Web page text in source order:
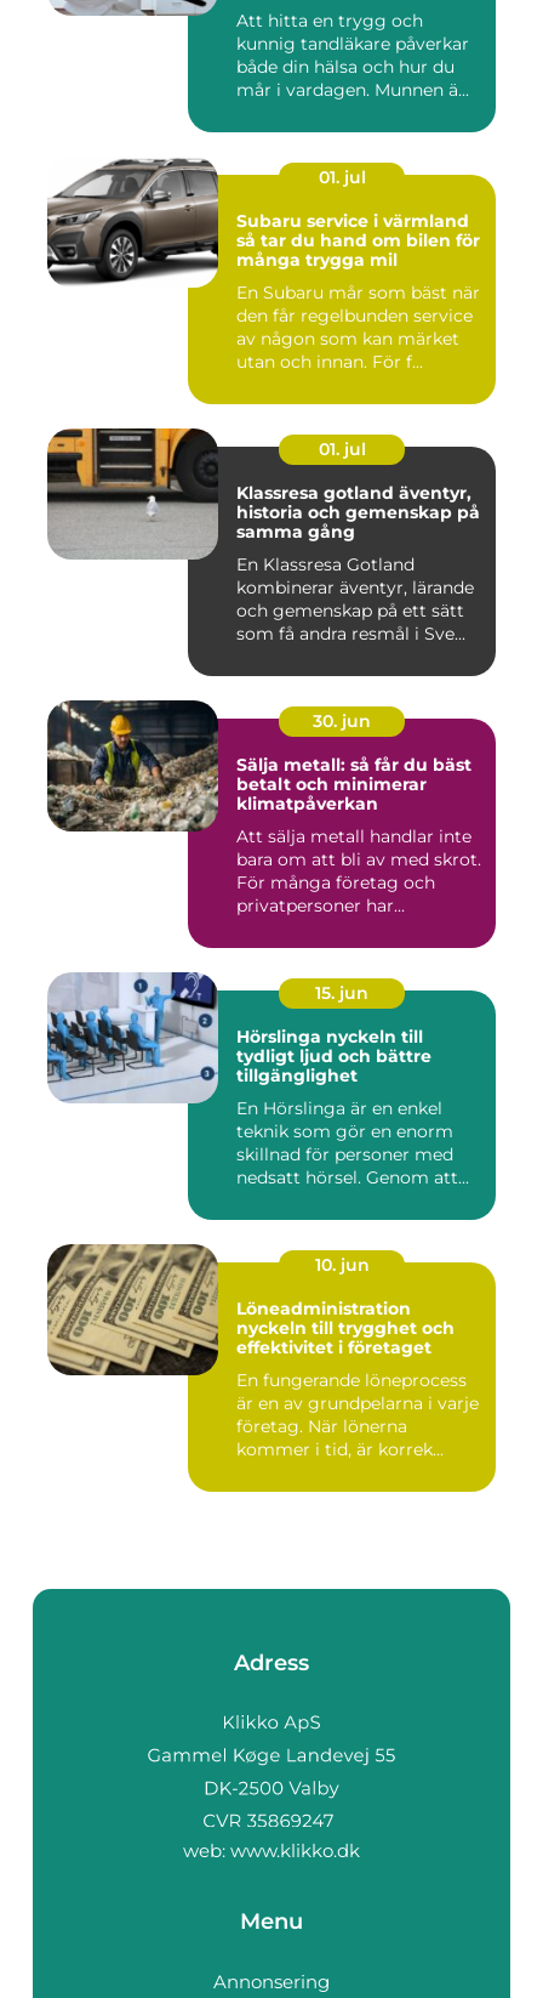
Att hitta en trygg och
kunnig tandläkare påverkar
både din hälsa och hur du
mår i vardagen. Munnen ä...
01. jul
Subaru service i värmland
så tar du hand om bilen för
många trygga mil
En Subaru mår som bäst när
den får regelbunden service
av någon som kan märket
utan och innan. För f...
01. jul
Klassresa gotland äventyr,
historia och gemenskap på
samma gång
En Klassresa Gotland
kombinerar äventyr, lärande
och gemenskap på ett sätt
som få andra resmål i Sve...
30. jun
Sälja metall: så får du bäst
betalt och minimerar
klimatpåverkan
Att sälja metall handlar inte
bara om att bli av med skrot.
För många företag och
privatpersoner har...
15. jun
Hörslinga nyckeln till
tydligt ljud och bättre
tillgänglighet
En Hörslinga är en enkel
teknik som gör en enorm
skillnad för personer med
nedsatt hörsel. Genom att...
10. jun
Löneadministration
nyckeln till trygghet och
effektivitet i företaget
En fungerande löneprocess
är en av grundpelarna i varje
företag. När lönerna
kommer i tid, är korrek...
Adress
web: www.klikko.dk
Menu
Annonsering